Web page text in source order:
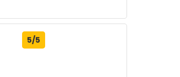
5/5